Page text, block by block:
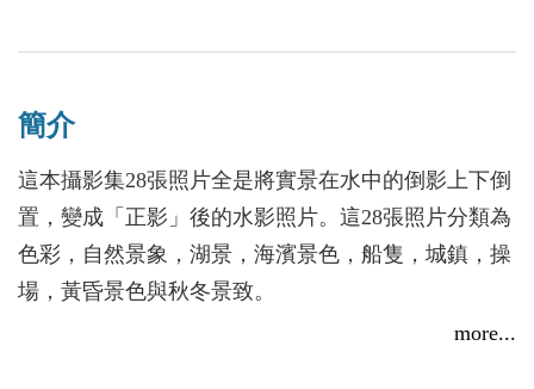
簡介
這本攝影集28張照片全是將實景在水中的倒影上下倒
置，變成「正影」後的水影照片。這28張照片分類為
色彩，自然景象，湖景，海濱景色，船隻，城鎮，操
場，黃昏景色與秋冬景致。
因為拍照這種水影照片是從上向下對水面拍照，所以
more...